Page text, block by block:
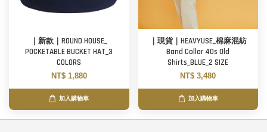
｜新款｜ROUND HOUSE_
POCKETABLE BUCKET HAT_3
COLORS
NT$ 1,880
加入購物車
｜現貨｜HEAVYUSE_棉麻混紡
Band Collar 40s Old
Shirts_BLUE_2 SIZE
NT$ 3,480
加入購物車